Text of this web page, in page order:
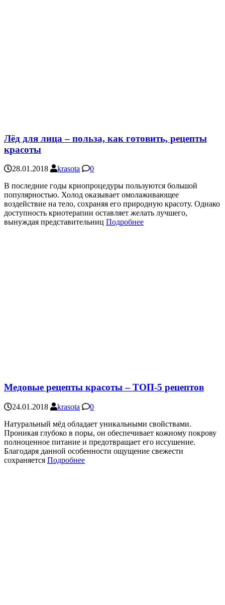
Лёд для лица – польза, как готовить, рецепты
красоты
28.01.2018 krasota
0
В последние годы криопроцедуры пользуются большой
популярностью. Холод оказывает омолаживающее
воздействие на тело, сохраняя его природную красоту. Однако
доступность криотерапии оставляет желать лучшего,
вынуждая представительниц Подробнее
Медовые рецепты красоты – ТОП-5 рецептов
24.01.2018 krasota
0
Натуральный мёд обладает уникальными свойствами.
Проникая глубоко в поры, он обеспечивает кожному покрову
полноценное питание и предотвращает его иссушение.
Благодаря данной особенности ощущение свежести
сохраняется Подробнее